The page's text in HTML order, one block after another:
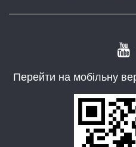
Перейти на мобільну